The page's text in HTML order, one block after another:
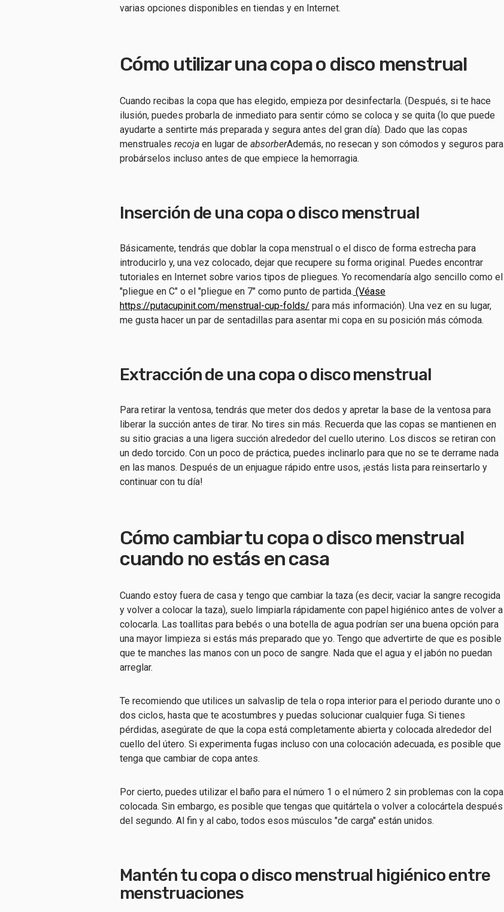
varias opciones disponibles en tiendas y en Internet.
Cómo utilizar una copa o disco menstrual
Cuando recibas la copa que has elegido, empieza por desinfectarla. (Después, si te hace
ilusión, puedes probarla de inmediato para sentir cómo se coloca y se quita (lo que puede
ayudarte a sentirte más preparada y segura antes del gran día). Dado que las copas
menstruales recoja en lugar de absorberAdemás, no resecan y son cómodos y seguros para
probárselos incluso antes de que empiece la hemorragia.
Inserción de una copa o disco menstrual
Básicamente, tendrás que doblar la copa menstrual o el disco de forma estrecha para
introducirlo y, una vez colocado, dejar que recupere su forma original. Puedes encontrar
tutoriales en Internet sobre varios tipos de pliegues. Yo recomendaría algo sencillo como el
"pliegue en C" o el "pliegue en 7" como punto de partida. (Véase
https://putacupinit.com/menstrual-cup-folds/ para más información). Una vez en su lugar,
me gusta hacer un par de sentadillas para asentar mi copa en su posición más cómoda.
Extracción de una copa o disco menstrual
Para retirar la ventosa, tendrás que meter dos dedos y apretar la base de la ventosa para
liberar la succión antes de tirar. No tires sin más. Recuerda que las copas se mantienen en
su sitio gracias a una ligera succión alrededor del cuello uterino. Los discos se retiran con
un dedo torcido. Con un poco de práctica, puedes inclinarlo para que no se te derrame nada
en las manos. Después de un enjuague rápido entre usos, ¡estás lista para reinsertarlo y
continuar con tu día!
Cómo cambiar tu copa o disco menstrual
cuando no estás en casa
Cuando estoy fuera de casa y tengo que cambiar la taza (es decir, vaciar la sangre recogida
y volver a colocar la taza), suelo limpiarla rápidamente con papel higiénico antes de volver a
colocarla. Las toallitas para bebés o una botella de agua podrían ser una buena opción para
una mayor limpieza si estás más preparado que yo. Tengo que advertirte de que es posible
que te manches las manos con un poco de sangre. Nada que el agua y el jabón no puedan
arreglar.
Te recomiendo que utilices un salvaslip de tela o ropa interior para el periodo durante uno o
dos ciclos, hasta que te acostumbres y puedas solucionar cualquier fuga. Si tienes
pérdidas, asegúrate de que la copa está completamente abierta y colocada alrededor del
cuello del útero. Si experimenta fugas incluso con una colocación adecuada, es posible que
tenga que cambiar de copa antes.
Por cierto, puedes utilizar el baño para el número 1 o el número 2 sin problemas con la copa
colocada. Sin embargo, es posible que tengas que quitártela o volver a colocártela después
del segundo. Al fin y al cabo, todos esos músculos "de carga" están unidos.
Mantén tu copa o disco menstrual higiénico entre
menstruaciones